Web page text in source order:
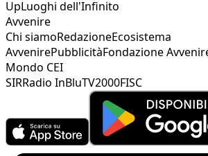
UpLuoghi dell'Infinito
Avvenire
Chi siamoRedazioneEcosistema
AvvenirePubblicitàFondazione
Mondo CEI
SIRRadio InBluTV2000FISC